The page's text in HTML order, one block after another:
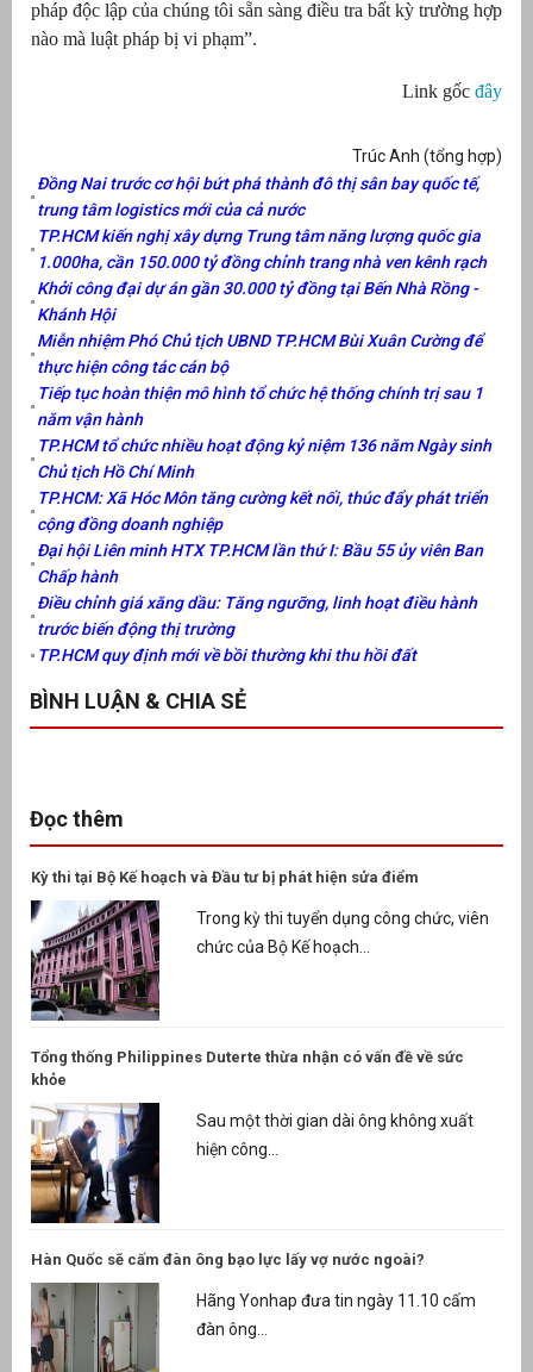
pháp độc lập của chúng tôi sẵn sàng điều tra bất kỳ trường hợp
nào mà luật pháp bị vi phạm”.
Link gốc đây
Trúc Anh (tổng hợp)
Đồng Nai trước cơ hội bứt phá thành đô thị sân bay quốc tế,
trung tâm logistics mới của cả nước
TP.HCM kiến nghị xây dựng Trung tâm năng lượng quốc gia
1.000ha, cần 150.000 tỷ đồng chỉnh trang nhà ven kênh rạch
Khởi công đại dự án gần 30.000 tỷ đồng tại Bến Nhà Rồng -
Khánh Hội
Miễn nhiệm Phó Chủ tịch UBND TP.HCM Bùi Xuân Cường để
thực hiện công tác cán bộ
Tiếp tục hoàn thiện mô hình tổ chức hệ thống chính trị sau 1
năm vận hành
TP.HCM tổ chức nhiều hoạt động kỷ niệm 136 năm Ngày sinh
Chủ tịch Hồ Chí Minh
TP.HCM: Xã Hóc Môn tăng cường kết nối, thúc đẩy phát triển
cộng đồng doanh nghiệp
Đại hội Liên minh HTX TP.HCM lần thứ I: Bầu 55 ủy viên Ban
Chấp hành
Điều chỉnh giá xăng dầu: Tăng ngưỡng, linh hoạt điều hành
trước biến động thị trường
TP.HCM quy định mới về bồi thường khi thu hồi đất
BÌNH LUẬN & CHIA SẺ
Đọc thêm
Kỳ thi tại Bộ Kế hoạch và Đầu tư bị phát hiện sửa điểm
Trong kỳ thi tuyển dụng công chức, viên
chức của Bộ Kế hoạch...
Tổng thống Philippines Duterte thừa nhận có vấn đề về sức
khỏe
Sau một thời gian dài ông không xuất
hiện công...
Hàn Quốc sẽ cấm đàn ông bạo lực lấy vợ nước ngoài?
Hãng Yonhap đưa tin ngày 11.10 cấm
đàn ông...